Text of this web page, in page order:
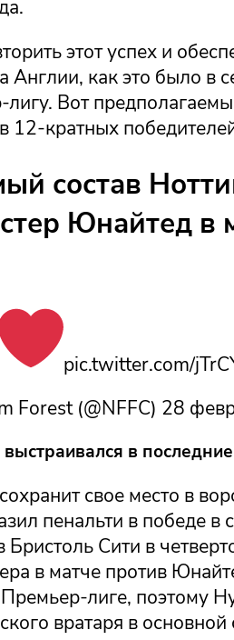
этот успех и
Англии, как это было в
Вот
12-кратных
состав
Юнайтед в
pic.twitter.com/
Forest (@NFFC) 28
в
свое место в
пенальти в победе в
Бристоль Сити в
в матче против
лиге, поэтому
вратаря в основной